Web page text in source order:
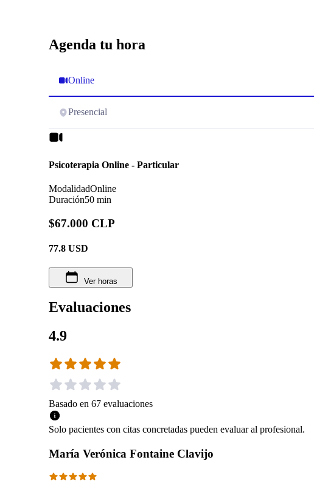
Agenda tu hora
Online
Presencial
Psicoterapia Online - Particular
ModalidadOnline
Duración50 min
$67.000 CLP
77.8 USD
Ver horas
Evaluaciones
4.9
Basado en 67 evaluaciones
Solo pacientes con citas concretadas pueden evaluar al profesional.
María Verónica Fontaine Clavijo